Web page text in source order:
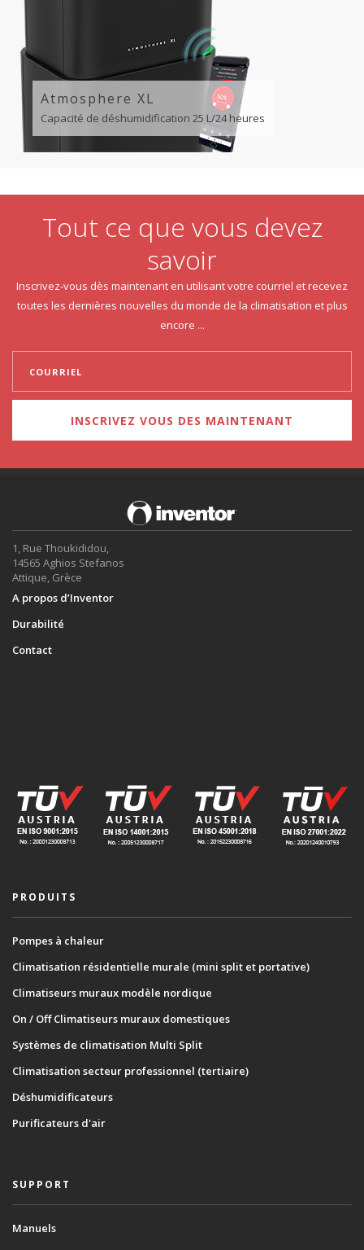
Atmosphere XL
Capacité de déshumidification 25 L/24 heures
Tout ce que vous devez
savoir
Inscrivez-vous dès maintenant en utilisant votre courriel et recevez
toutes les dernières nouvelles du monde de la climatisation et plus
encore ...
INSCRIVEZ VOUS DES MAINTENANT
1, Rue Thoukididou,
14565 Aghios Stefanos
Attique, Grèce
A propos d’Inventor
Durabilité
Contact
PRODUITS
Pompes à chaleur
Climatisation résidentielle murale (mini split et portative)
Climatiseurs muraux modèle nordique
On / Off Climatiseurs muraux domestiques
Systèmes de climatisation Multi Split
Climatisation secteur professionnel (tertiaire)
Déshumidificateurs
Purificateurs d'air
SUPPORT
Manuels